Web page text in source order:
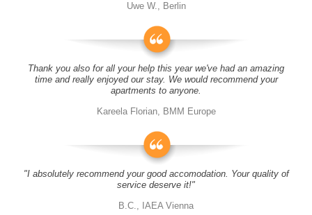
Uwe W., Berlin
Thank you also for all your help this year we've had an amazing
time and really enjoyed our stay. We would recommend your
apartments to anyone.
Kareela Florian, BMM Europe
"I absolutely recommend your good accomodation. Your quality of
service deserve it!"
B.C., IAEA Vienna